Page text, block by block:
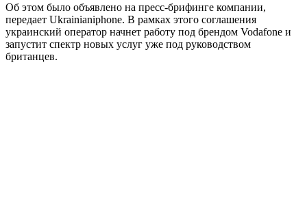
Об этом было объявлено на пресс-брифинге компании,
передает Ukrainianiphone. В рамках этого соглашения
украинский оператор начнет работу под брендом Vodafone и
запустит спектр новых услуг уже под руководством
британцев.